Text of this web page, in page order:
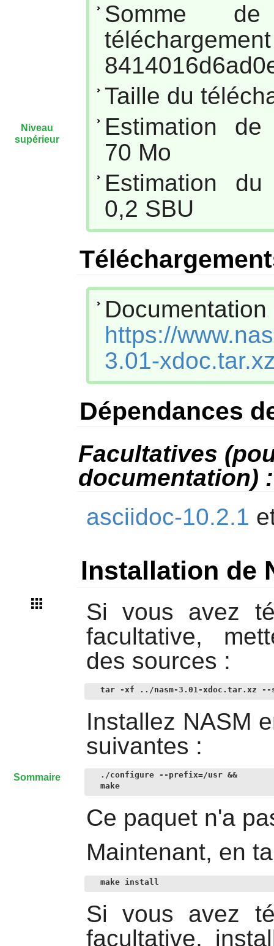
Somme
Taille du
Estimation
70 Mo
Estimation
0,2 SBU
https://
3.01-
Dépendances
Facultatives
documentation) :
asciidoc-10.2.1
Installation de
Si vous avez
facultative,
des sources :
tar -xf ../nasm-3.01-xdoc.tar.xz --
Installez NASM
suivantes :
./configure --prefix=/usr &&
make
Ce paquet n'a
Maintenant, en
make install
Si vous avez
facultative,
Niveau
supérieur
Sommaire